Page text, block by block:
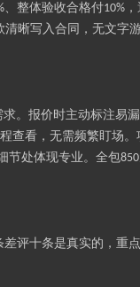
、整体验收合格付10%
晰写入合同，无文字
。报价时主动标注易
查看，无需频繁盯场
节处体现专业。全包850
评十条是真实的，重